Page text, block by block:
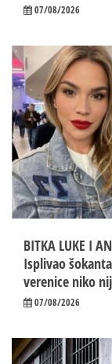
07/08/2026
BITKA LUKE I
Isplivao
verenice niko
07/08/2026